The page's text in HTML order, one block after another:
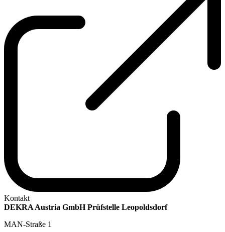
Kontakt
DEKRA Austria GmbH Prüfstelle Leopoldsdorf
MAN-Straße 1